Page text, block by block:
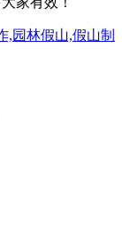
,园林假山,假山制